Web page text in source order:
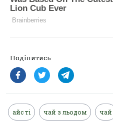
Поділитись:
айс ті чай з льодом чай